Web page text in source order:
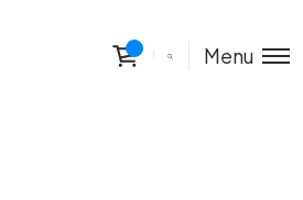
Menu